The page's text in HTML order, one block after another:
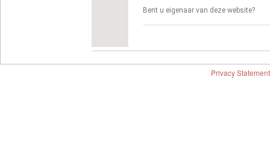
Bent u eigenaar van deze website?
Privacy Statement